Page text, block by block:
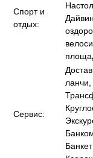
Спорт и
отдых:
Сервис: